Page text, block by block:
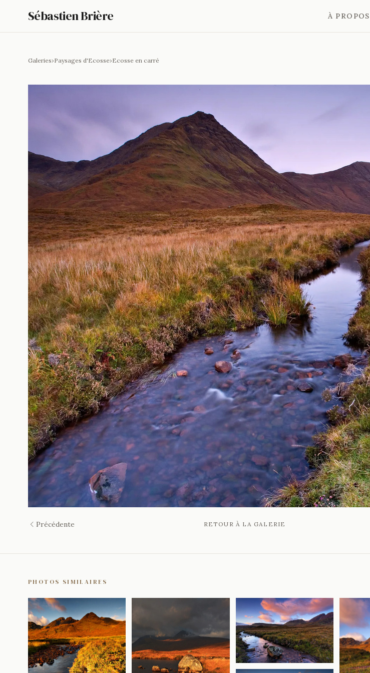
Sébastien Brière À PROPOS
Galeries›Paysages d'Ecosse›Ecosse en carré
Précédente RETOUR À LA GALERIE
PHOTOS SIMILAIRES